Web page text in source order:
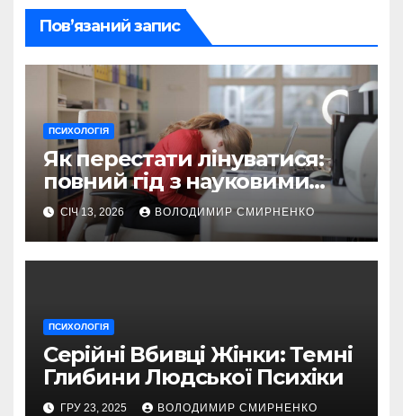
Пов’язаний запис
ПСИХОЛОГІЯ
Як перестати лінуватися:
повний гід з науковими
трюками та реальними
кроками
СІЧ 13, 2026 ВОЛОДИМИР СМИРНЕНКО
ПСИХОЛОГІЯ
Серійні Вбивці Жінки: Темні
Глибини Людської Психіки
ГРУ 23, 2025 ВОЛОДИМИР СМИРНЕНКО